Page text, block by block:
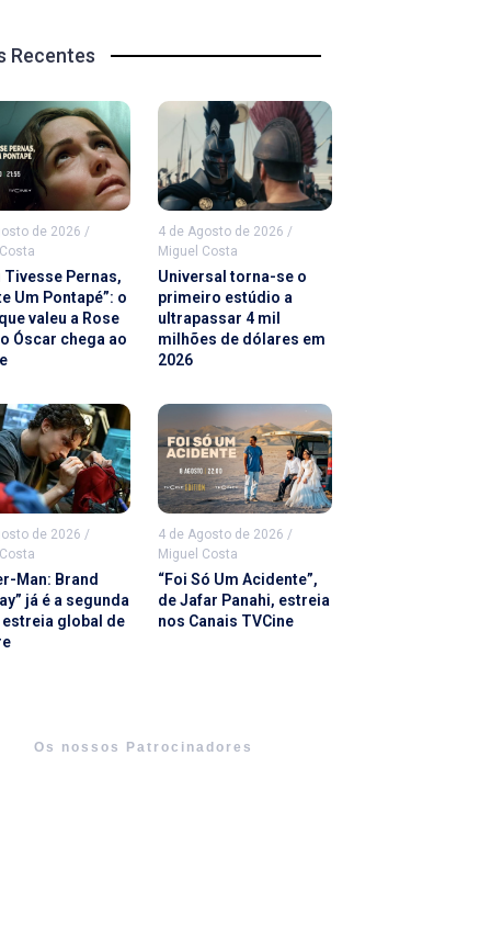
Recentes
de 2026 /
Tivesse Pernas,
Um Pontapé”: o
valeu a Rose
Óscar chega ao
4 de Agosto de 2026 /
Miguel Costa
Universal torna-se o
primeiro estúdio a
ultrapassar 4 mil
milhões de dólares em
2026
de 2026 /
Man: Brand
já é a segunda
global de
4 de Agosto de 2026 /
Miguel Costa
“Foi Só Um Acidente”,
de Jafar Panahi, estreia
nos Canais TVCine
Os nossos Patrocinadores